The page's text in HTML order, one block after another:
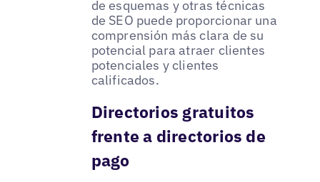
de esquemas y otras técnicas
de SEO puede proporcionar una
comprensión más clara de su
potencial para atraer clientes
potenciales y clientes
calificados.
Directorios gratuitos
frente a directorios de
pago